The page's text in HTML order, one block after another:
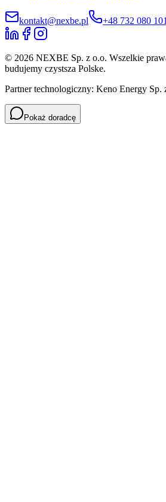
kontakt@nexbe.pl +48 732 080 101
© 2026 NEXBE Sp. z o.o. Wszelkie
budujemy czystsza Polske.
Partner technologiczny: Keno Energy Sp.
Pokaż doradcę